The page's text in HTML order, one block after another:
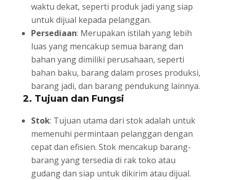
waktu dekat, seperti produk jadi yang siap
untuk dijual kepada pelanggan.
Persediaan: Merupakan istilah yang lebih
luas yang mencakup semua barang dan
bahan yang dimiliki perusahaan, seperti
bahan baku, barang dalam proses produksi,
barang jadi, dan barang pendukung lainnya.
2. Tujuan dan Fungsi
Stok: Tujuan utama dari stok adalah untuk
memenuhi permintaan pelanggan dengan
cepat dan efisien. Stok mencakup barang-
barang yang tersedia di rak toko atau
gudang dan siap untuk dikirim atau dijual.